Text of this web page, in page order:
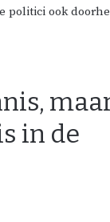
politici ook
in de